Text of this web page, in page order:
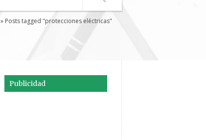
» Posts tagged "protecciones eléctricas"
Publicidad